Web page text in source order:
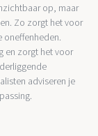
op, maar
Zo zorgt het voor
oneffenheden.
en zorgt het voor
adviseren je